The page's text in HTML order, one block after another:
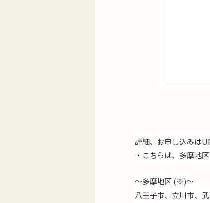
詳細、お申し込みは
・こちらは、多摩地
～多摩地区 (※)～
八王子市、立川市、